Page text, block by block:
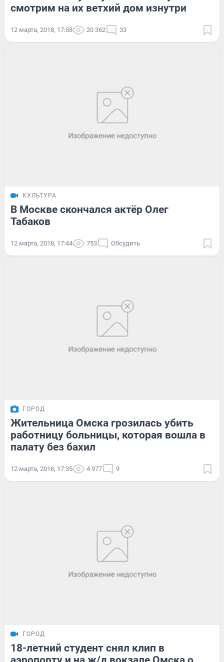
смотрим на их ветхий дом изнутри
12 марта, 2018, 17:58 20 362 33
КУЛЬТУРА
В Москве скончался актёр Олег
Табаков
12 марта, 2018, 17:44 753 Обсудить
ГОРОД
Жительница Омска грозилась убить
работницу больницы, которая вошла в
палату без бахил
12 марта, 2018, 17:35 4 977 9
ГОРОД
18-летний студент снял клип в